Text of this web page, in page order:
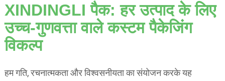
XINDINGLI पैक: हर उत्पाद के लिए
उच्च-गुणवत्ता वाले कस्टम पैकेजिंग
विकल्प
हम गति, रचनात्मकता और विश्वसनीयता का संयोजन करके यह